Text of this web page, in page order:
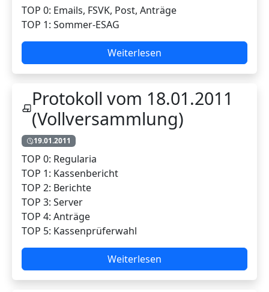
TOP 0: Emails, FSVK, Post, Anträge
TOP 1: Sommer-ESAG
Weiterlesen
Protokoll vom 18.01.2011
(Vollversammlung)
19.01.2011
TOP 0: Regularia
TOP 1: Kassenbericht
TOP 2: Berichte
TOP 3: Server
TOP 4: Anträge
TOP 5: Kassenprüferwahl
Weiterlesen